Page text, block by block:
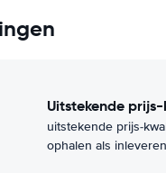
uitstekende
uitstekende prijs-
ophalen als inleveren